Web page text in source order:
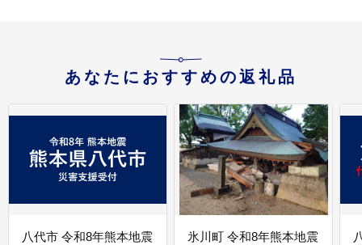
あなたにおすすめの返礼品
八代市 令和8年熊本地震
氷川町 令和8年熊本地震